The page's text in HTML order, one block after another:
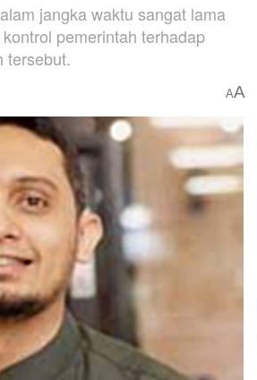
jangka waktu sangat lama
pemerintah terhadap
tersebut.
AA